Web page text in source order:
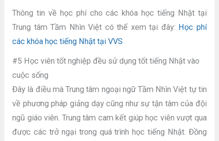
Thông tin về học phí cho các khóa học tiếng Nhật tại
Trung tâm Tầm Nhìn Việt có thể xem tại đây: Học phí
các khóa học tiếng Nhật tại VVS
#5 Học viên tốt nghiệp đều sử dụng tốt tiếng Nhật vào
cuộc sống
Đây là điều mà Trung tâm ngoại ngữ Tầm Nhìn Việt tự tin
về phương pháp giảng dạy cũng như sự tận tâm của đội
ngũ giáo viên. Trung tâm cam kết giúp học viên vượt qua
được các trở ngại trong quá trình học tiếng Nhật. Đồng